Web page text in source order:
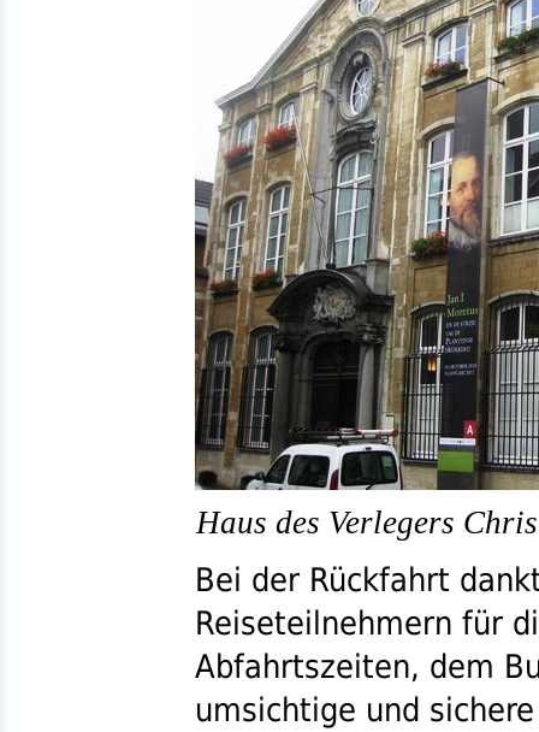
Haus des Verlegers
Bei der Rückfahrt
Reiseteilnehmern für
Abfahrtszeiten, dem
umsichtige und